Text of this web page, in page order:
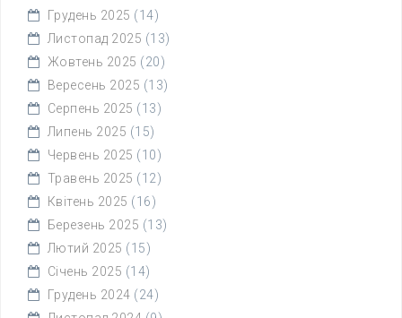
Грудень 2025 (14)
Листопад 2025 (13)
Жовтень 2025 (20)
Вересень 2025 (13)
Серпень 2025 (13)
Липень 2025 (15)
Червень 2025 (10)
Травень 2025 (12)
Квітень 2025 (16)
Березень 2025 (13)
Лютий 2025 (15)
Січень 2025 (14)
Грудень 2024 (24)